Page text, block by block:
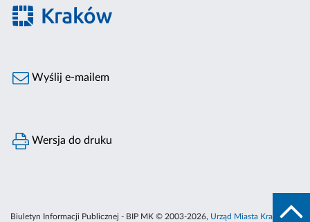
Wyślij e-mailem
Wersja do druku
Biuletyn Informacji Publicznej - BIP MK © 2003-2026, Urząd Miasta Krakowa